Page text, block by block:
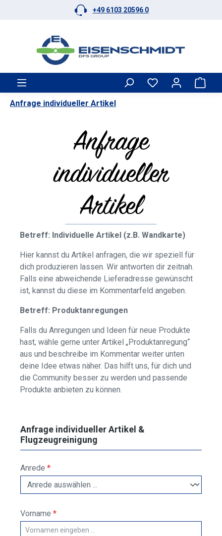
Zum Hauptinhalt springen+49 6103 20596 0
Anfrage individueller Artikel
Anfrage
individueller
Artikel
Betreff: Individuelle Artikel (z.B. Wandkarte)
Hier kannst du Artikel anfragen, die wir speziell für
dich produzieren lassen. Wir antworten dir zeitnah.
Falls eine abweichende Lieferadresse gewünscht
ist, kannst du diese im Kommentarfeld angeben.
Betreff: Produktanregungen
Falls du Anregungen und Ideen für neue Produkte
hast, wähle gerne unter Artikel „Produktanregung“
aus und beschreibe im Kommentar weiter unten
deine Idee etwas näher. Das hilft uns, für dich und
die Community besser zu werden und passende
Produkte anbieten zu können.
Anfrage individueller Artikel &
Flugzeugreinigung
Anrede *
Vorname *